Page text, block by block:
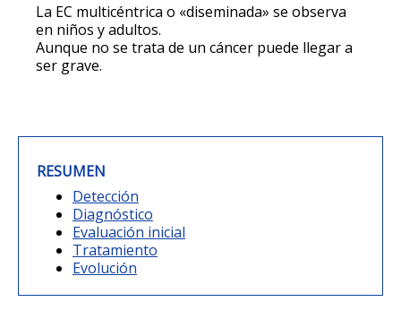
La EC multicéntrica o «diseminada» se observa
en niños y adultos.
Aunque no se trata de un cáncer puede llegar a
ser grave.
RESUMEN
Detección
Diagnóstico
Evaluación inicial
Tratamiento
Evolución